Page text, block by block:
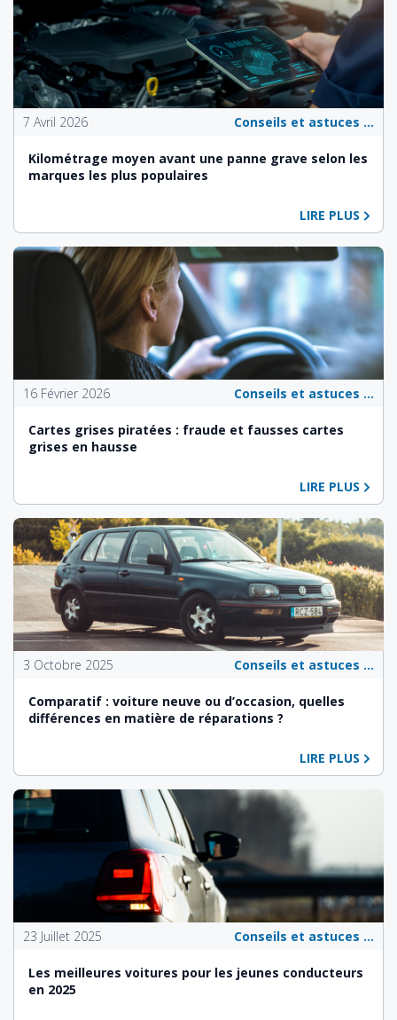
7 Avril 2026 Conseils et astuces pour les propriétaires de véhicules
Kilométrage moyen avant une panne grave selon les
marques les plus populaires
LIRE PLUS
16 Février 2026 Conseils et astuces pour les propriétaires de véhicules
Cartes grises piratées : fraude et fausses cartes
grises en hausse
LIRE PLUS
3 Octobre 2025 Conseils et astuces pour les propriétaires de véhicules
Comparatif : voiture neuve ou d’occasion, quelles
différences en matière de réparations ?
LIRE PLUS
23 Juillet 2025 Conseils et astuces pour les propriétaires de véhicules
Les meilleures voitures pour les jeunes conducteurs
en 2025